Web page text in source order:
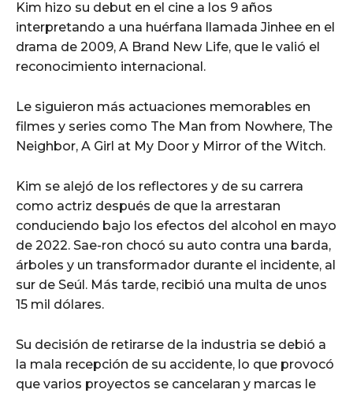
Kim hizo su debut en el cine a los 9 años
interpretando a una huérfana llamada Jinhee en el
drama de 2009, A Brand New Life, que le valió el
reconocimiento internacional.
Le siguieron más actuaciones memorables en
filmes y series como The Man from Nowhere, The
Neighbor, A Girl at My Door y Mirror of the Witch.
Kim se alejó de los reflectores y de su carrera
como actriz después de que la arrestaran
conduciendo bajo los efectos del alcohol en mayo
de 2022. Sae-ron chocó su auto contra una barda,
árboles y un transformador durante el incidente, al
sur de Seúl. Más tarde, recibió una multa de unos
15 mil dólares.
Su decisión de retirarse de la industria se debió a
la mala recepción de su accidente, lo que provocó
que varios proyectos se cancelaran y marcas le